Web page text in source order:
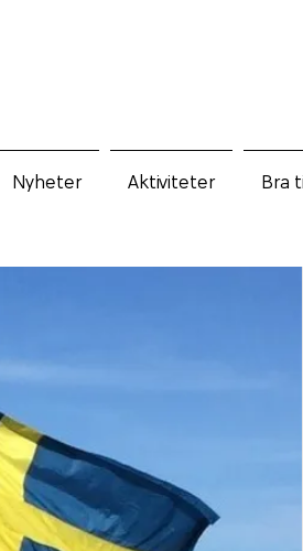
Nyheter Aktiviteter Bra